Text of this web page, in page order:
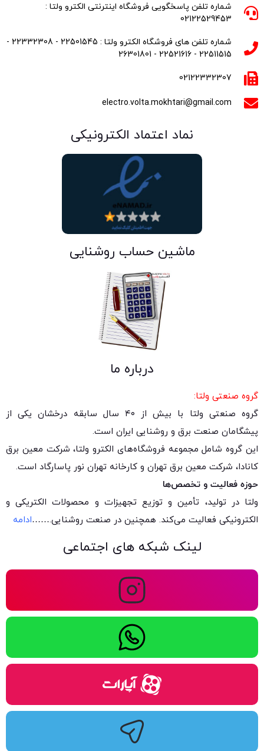
شماره تلفن پاسخگویی فروشگاه اینترنتی الکترو ولتا :
02122529453
شماره تلفن های فروشگاه الکترو ولتا : 22501545 - 22332308 -
22511515 - 22521616 - 26301801
02122332307
electro.volta.mokhtari@gmail.com
نماد اعتماد الکترونیکی
ماشین حساب روشنایی
درباره ما
گروه صنعتی ولتا:
گروه صنعتی ولتا با بیش از ۴۰ سال سابقه درخشان یکی از
پیشگامان صنعت برق و روشنایی ایران است.
این گروه شامل مجموعه فروشگاه‌های الکترو ولتا، شرکت معین برق
کانادا، شرکت معین برق تهران و کارخانه تهران نور پاسارگاد است.
حوزه فعالیت و تخصص‌ها
ولتا در تولید، تأمین و توزیع تجهیزات و محصولات الکتریکی و
الکترونیکی فعالیت می‌کند. همچنین در صنعت روشنایی.……ادامه
لینک شبکه های اجتماعی